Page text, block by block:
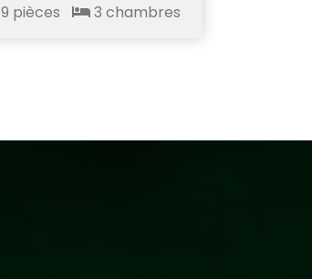
9 pièces 3 chambres